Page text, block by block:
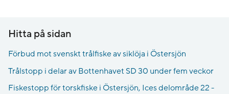
Hitta på sidan
Förbud mot svenskt trålfiske av siklöja i Östersjön
Trålstopp i delar av Bottenhavet SD 30 under fem veckor
Fiskestopp för torskfiske i Östersjön, Ices delområde 22 -